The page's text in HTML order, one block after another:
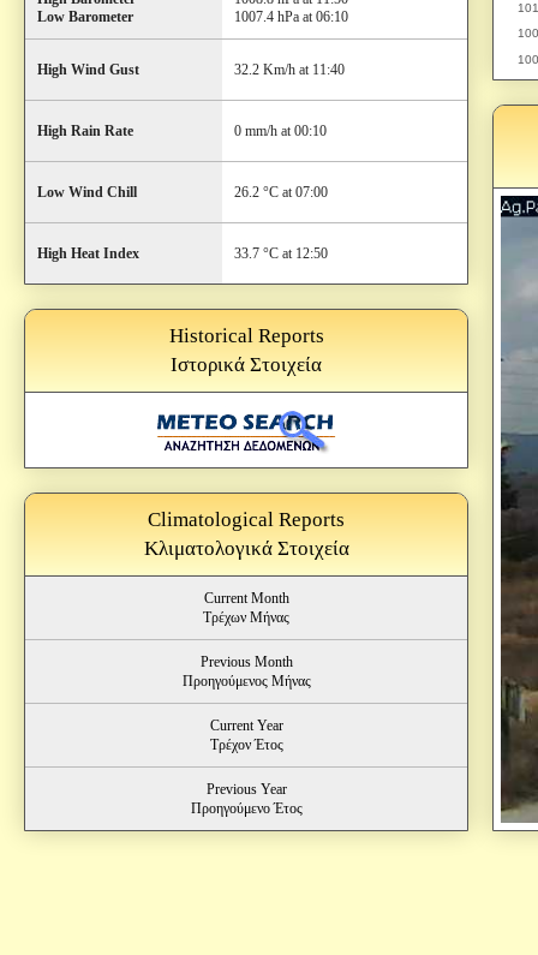
Low Barometer
1007.4 hPa at 06:10
High Wind Gust 32.2 Km/h at 11:40
High Rain Rate 0 mm/h at 00:10
Low Wind Chill 26.2 °C at 07:00
High Heat Index 33.7 °C at 12:50
Historical Reports
Ιστορικά Στοιχεία
Climatological Reports
Κλιματολογικά Στοιχεία
Current Month
Τρέχων Μήνας
Previous Month
Προηγούμενος Μήνας
Current Year
Τρέχον Έτος
Previous Year
Προηγούμενο Έτος